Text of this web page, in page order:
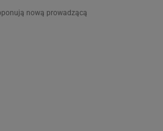
nową prowadzącą